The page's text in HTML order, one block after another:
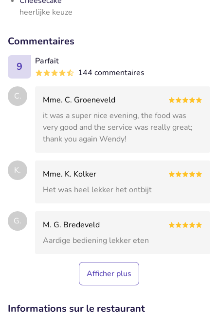
heerlijke keuze
Commentaires
9
Parfait
144 commentaires
C.
Mme. C. Groeneveld
it was a super nice evening, the food was
very good and the service was really great;
thank you again Wendy!
K.
Mme. K. Kolker
Het was heel lekker het ontbijt
G.
M. G. Bredeveld
Aardige bediening lekker eten
Afficher plus
Informations sur le restaurant